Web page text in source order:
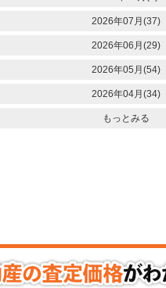
2026年07月(37)
2026年06月(29)
2026年05月(54)
2026年04月(34)
もっとみる